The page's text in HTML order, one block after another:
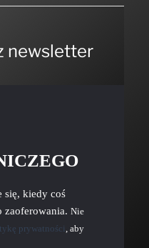
newsletter
się, kiedy coś
zaoferowania. Nie
prywatności , aby